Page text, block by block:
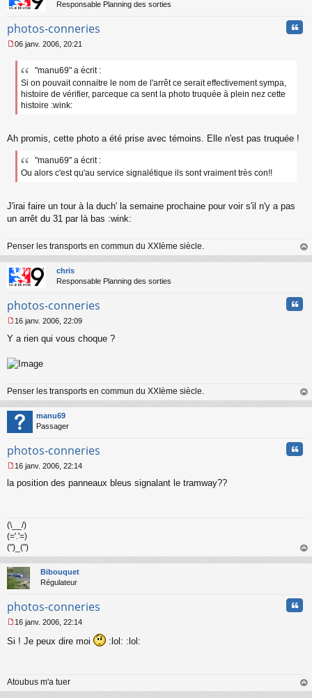
Responsable Planning des sorties
photos-conneries
e
e
o
06 janv. 2006, 20:21
"manu69" a écrit :
Si on pouvait connaitre le nom de l'arrêt ce serait effectivement sympa,
histoire de vérifier, parceque ca sent la photo truquée à plein nez cette
histoire :wink:
Ah promis, cette photo a été prise avec témoins. Elle n'est pas truquée !
"manu69" a écrit :
Ou alors c'est qu'au service signalétique ils sont vraiment très con!!
J'irai faire un tour à la duch' la semaine prochaine pour voir s'il n'y a pas
un arrêt du 31 par là bas :wink:
Penser les transports en commun du XXIème siècle.
au
chris
Responsable Planning des sorties
photos-conneries
e
s
a
e
n
o
n
l
16 janv. 2006, 22:09
Y a rien qui vous choque ?
Penser les transports en commun du XXIème siècle.
au
manu69
Passager
photos-conneries
e
e
n
o
n
l
u
16 janv. 2006, 22:14
la position des panneaux bleus signalant le tramway??
(\__/)
(='.'=)
(")_(")
au
Bibouquet
Régulateur
photos-conneries
g
e
16 janv. 2006, 22:14
Si ! Je peux dire moi :lol: :lol:
Atoubus m'a tuer
au